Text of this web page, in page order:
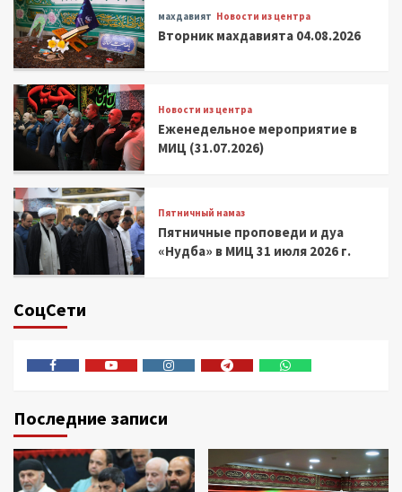
махдавият Новости из центра
Вторник махдавията 04.08.2026
Новости из центра
Еженедельное мероприятие в
МИЦ (31.07.2026)
Пятничный намаз
Пятничные проповеди и дуа
«Нудба» в МИЦ 31 июля 2026 г.
СоцСети
Последние записи